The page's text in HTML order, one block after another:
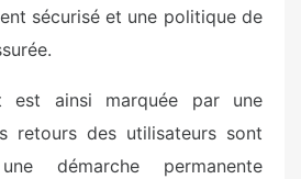
sécurisé et une politique de
est ainsi marquée par une
retours des utilisateurs sont
démarche permanente